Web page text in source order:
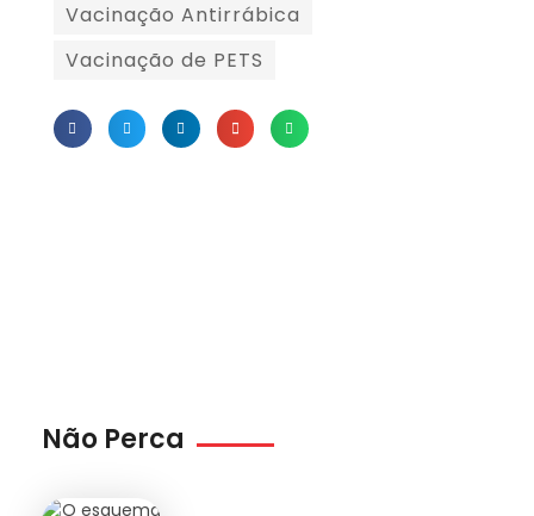
Vacinação Antirrábica
Vacinação de PETS
Não Perca